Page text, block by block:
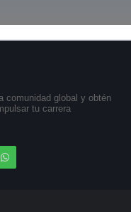
comunidad global y obtén
tu carrera